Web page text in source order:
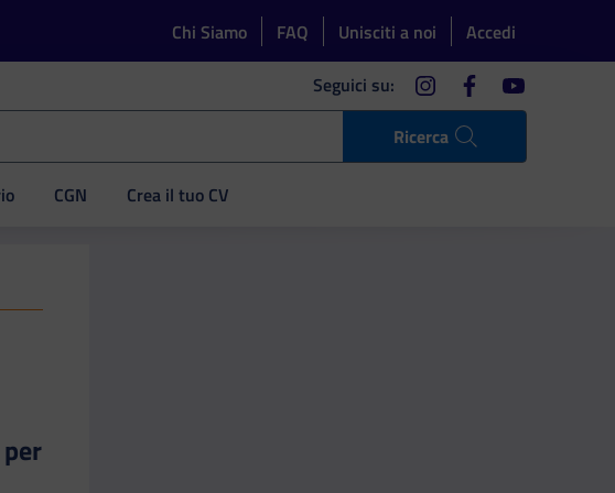
Chi Siamo FAQ Unisciti a noi Accedi
Ricerca
Seguici su: instagramfacebookyoutube
CGN Crea il tuo CV